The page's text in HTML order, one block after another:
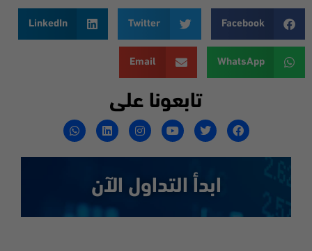
Facebook
Twitter
LinkedIn
WhatsApp
Email
تابعونا على
ابدأ التداول الآن